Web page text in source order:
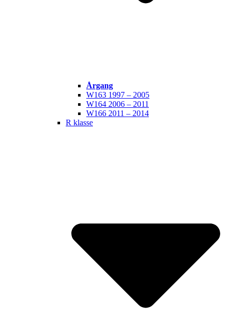
Årgang
W163 1997 – 2005
W164 2006 – 2011
W166 2011 – 2014
R klasse